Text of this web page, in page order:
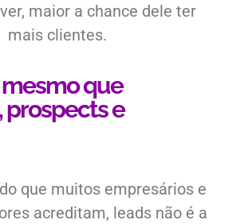
maior a chance dele ter
mais clientes.
mesmo que
prospects e
que muitos empresários e
acreditam, leads não é a